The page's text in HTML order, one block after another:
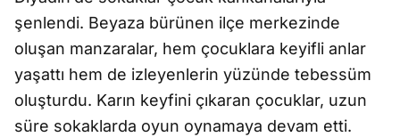
şenlendi. Beyaza bürünen ilçe merkezinde
oluşan manzaralar, hem çocuklara keyifli anlar
yaşattı hem de izleyenlerin yüzünde tebessüm
oluşturdu. Karın keyfini çıkaran çocuklar, uzun
süre sokaklarda oyun oynamaya devam etti.